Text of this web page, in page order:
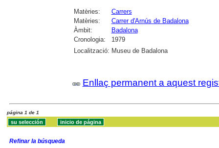
Matèries:
Carrers
Matèries:
Carrer d'Arnús de Badalona
Àmbit:
Badalona
Cronologia:
1979
Localització: Museu de Badalona
Enllaç permanent a aquest
página 1 de 1
Refinar la búsqueda